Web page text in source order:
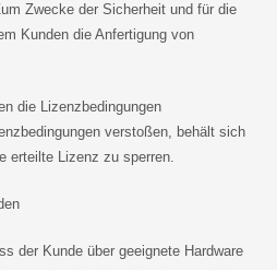
Zwecke der Sicherheit und für die
Kunden die Anfertigung von
die Lizenzbedingungen
verstoßen, behält sich
erteilte Lizenz zu sperren.
der Kunde über geeignete Hardware